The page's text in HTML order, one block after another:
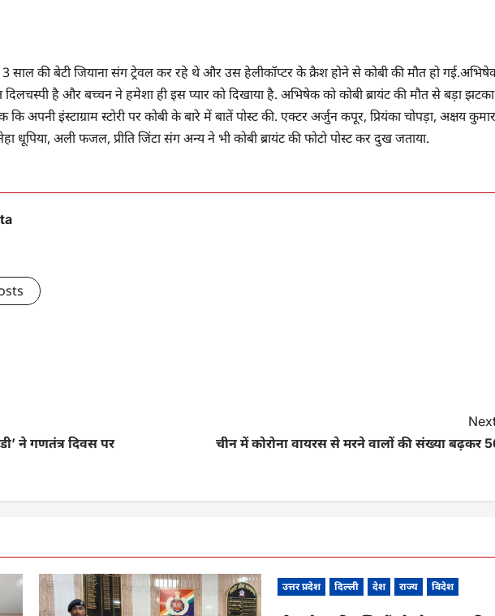
13 साल की बेटी जियाना संग ट्रेवल कर रहे थे और उस हेलीकॉप्टर के क्रैश होने से कोबी की मौत हो
है और बच्चन ने हमेशा ही इस प्यार को दिखाया है. अभिषेक को कोबी ब्रायंट की मौत से बड़ा झटका
कि अपनी इंस्टाग्राम स्टोरी पर कोबी के बारे में बातें पोस्ट की. एक्टर अर्जुन कपूर, प्रियंका चोपड़ा, अक्षय
धूपिया, अली फजल, प्रीति जिंटा संग अन्य ने भी कोबी ब्रायंट की फोटो पोस्ट कर दुख जताया.
ने गणतंत्र दिवस पर
चीन में कोरोना वायरस से मरने वालों की संख्या बढ़कर
उत्तर प्रदेश दिल्ली देश राज्य विदेश